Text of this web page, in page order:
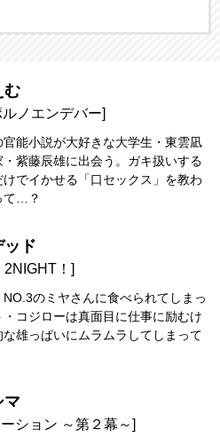
む
ノエンデバー]
官能小説が大好きな大学生・東雲凪
・紫藤辰雄に出会う。ガキ扱いする
でイかせる「口セックス」を教わ
て…？
ッド
2NIGHT！]
のミヤさんに食べられてしまっ
・コジローは真面目に仕事に励むけ
雄っぱいにムラムラしてしまって
マ
ション ～第２幕～]